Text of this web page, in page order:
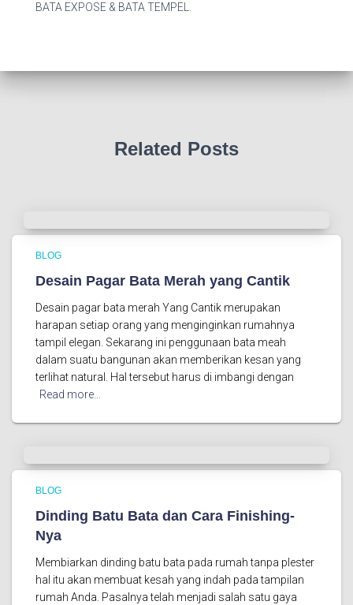
BATA EXPOSE & BATA TEMPEL.
Related Posts
BLOG
Desain Pagar Bata Merah yang Cantik
Desain pagar bata merah Yang Cantik merupakan
harapan setiap orang yang menginginkan rumahnya
tampil elegan. Sekarang ini penggunaan bata meah
dalam suatu bangunan akan memberikan kesan yang
terlihat natural. Hal tersebut harus di imbangi dengan
Read more…
BLOG
Dinding Batu Bata dan Cara Finishing-
Nya
Membiarkan dinding batu bata pada rumah tanpa plester
hal itu akan membuat kesah yang indah pada tampilan
rumah Anda. Pasalnya telah menjadi salah satu gaya